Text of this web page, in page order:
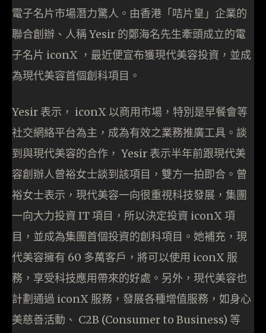
電子名片市場潛力驚人。由香港「咭片皇」企業的
聯合創辦、人稱 Yesir 的鄭海名先生牽頭成立的電
子名片 iconX ，最近便宣布獲現代美容投資，並成
為現代美容首個創科項目。
Yesir 表示， iconX 以商用市場，特別是早餐會等
社交網絡平台為主，成為有效之業務推廣工具。談
到與現代美容的合作， Yesir 表示半年前跟現代美
容創辦人曾裕女士談到該項目，雙方一拍即合。曾
裕女士表示，現代美容一向很重視科技發展，集團
一向大力投資 IT 項目，所以決定投資 iconX 項
目，並成為集團首個投資的創科項目。她補充，現
代美容擁有 60 多萬客戶，將可以使用 iconX 服
務，享受科技應用帶來的好處。另外，現代美容也
計劃通過 iconX 服務，發展各種增值服務，如身心
美慈善活動、 C2B (Consumer to Business) 等